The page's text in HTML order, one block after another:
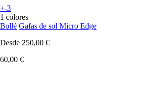
+-3
1 colores
Bollé Gafas de sol Micro Edge
Desde 250,00 €
60,00 €